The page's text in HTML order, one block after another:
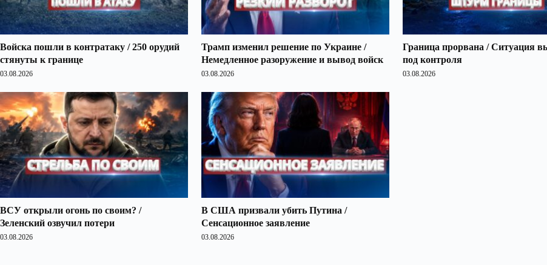
Войска пошли в контратаку / 250 орудий
стянуты к границе
03.08.2026
Трамп изменил решение по Украине /
Немедленное разоружение и вывод войск
03.08.2026
Граница прорвана / Ситуация
под контроля
03.08.2026
ВСУ открыли огонь по своим? /
Зеленский озвучил потери
03.08.2026
В США призвали убить Путина /
Сенсационное заявление
03.08.2026